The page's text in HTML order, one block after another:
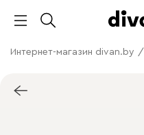
Интернет-магазин divan.by /